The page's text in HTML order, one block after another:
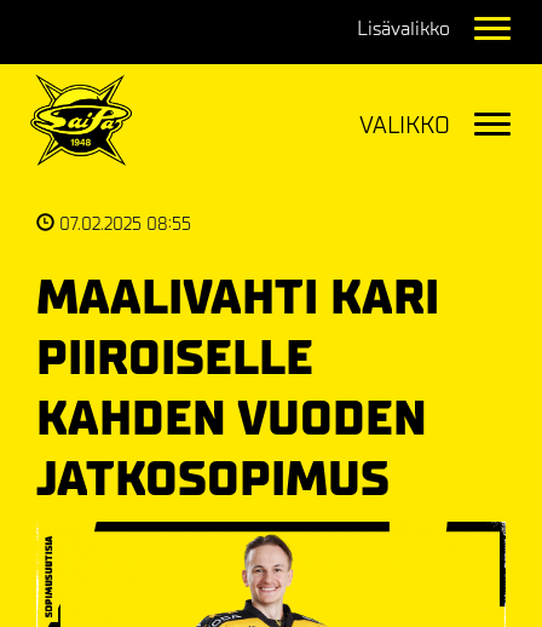
07.02.2025 08:55
MAALIVAHTI KARI
PIIROISELLE
KAHDEN VUODEN
JATKOSOPIMUS